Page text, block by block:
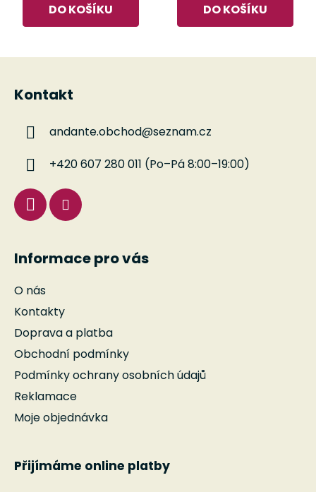
DO KOŠÍKU DO KOŠÍKU
Z
Kontakt
andante.obchod@seznam.cz
+420 607 280 011 (Po–Pá 8:00–19:00)
Informace pro vás
O nás
Kontakty
Doprava a platba
Obchodní podmínky
Podmínky ochrany osobních údajů
Reklamace
Moje objednávka
Přijímáme online platby